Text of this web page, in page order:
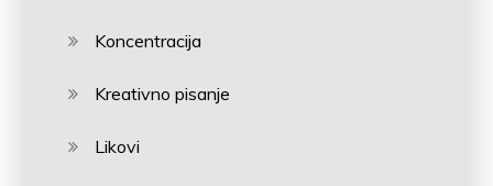
Koncentracija
Kreativno pisanje
Likovi